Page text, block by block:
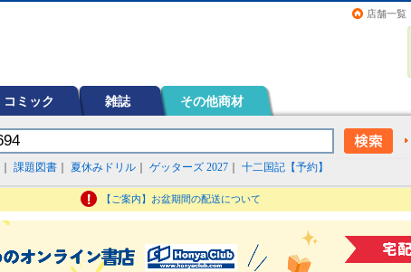
店舗一覧
コミック 雑誌 その他商材
課題図書 夏休みドリル ゲッターズ 2027 十二国記【予約】
【ご案内】お盆期間の配送について